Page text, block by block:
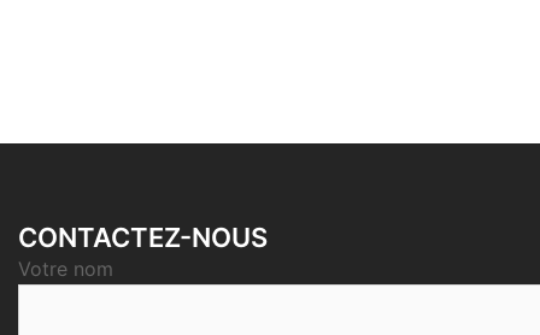
CONTACTEZ-NOUS
Votre nom